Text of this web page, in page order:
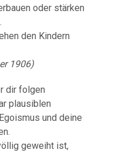
oder stärken
den Kindern
1906)
dir folgen
plausiblen
und deine
geweiht ist,